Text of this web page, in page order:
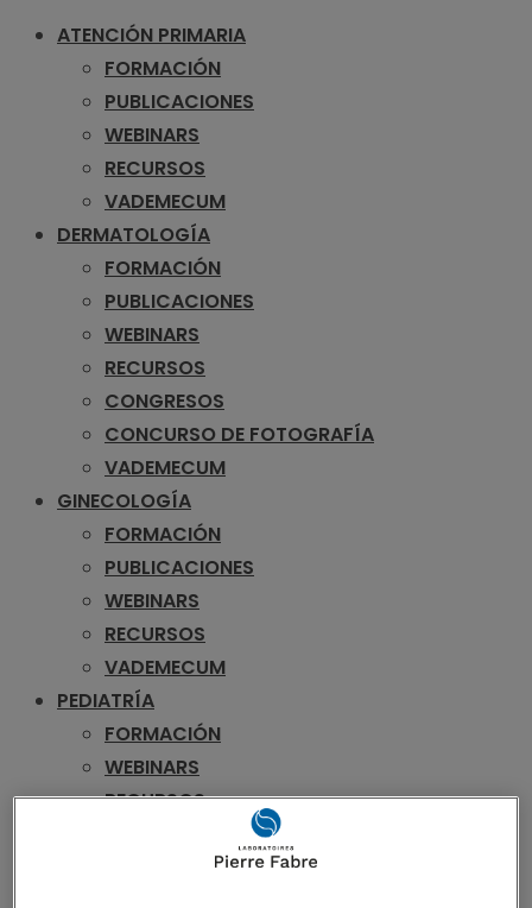
ATENCIÓN PRIMARIA
FORMACIÓN
PUBLICACIONES
WEBINARS
RECURSOS
VADEMECUM
DERMATOLOGÍA
FORMACIÓN
PUBLICACIONES
WEBINARS
RECURSOS
CONGRESOS
CONCURSO DE FOTOGRAFÍA
VADEMECUM
GINECOLOGÍA
FORMACIÓN
PUBLICACIONES
WEBINARS
RECURSOS
VADEMECUM
PEDIATRÍA
FORMACIÓN
WEBINARS
RECURSOS